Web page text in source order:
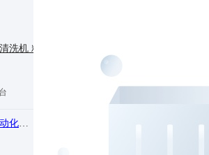
洗机 精密模具清洗青岛鑫万通
青岛鑫万通自动化设备有限公司